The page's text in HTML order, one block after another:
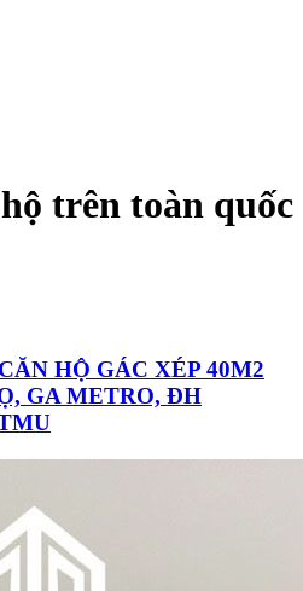
trên toàn quốc
HỘ GÁC XÉP 40M2
GA METRO, ĐH